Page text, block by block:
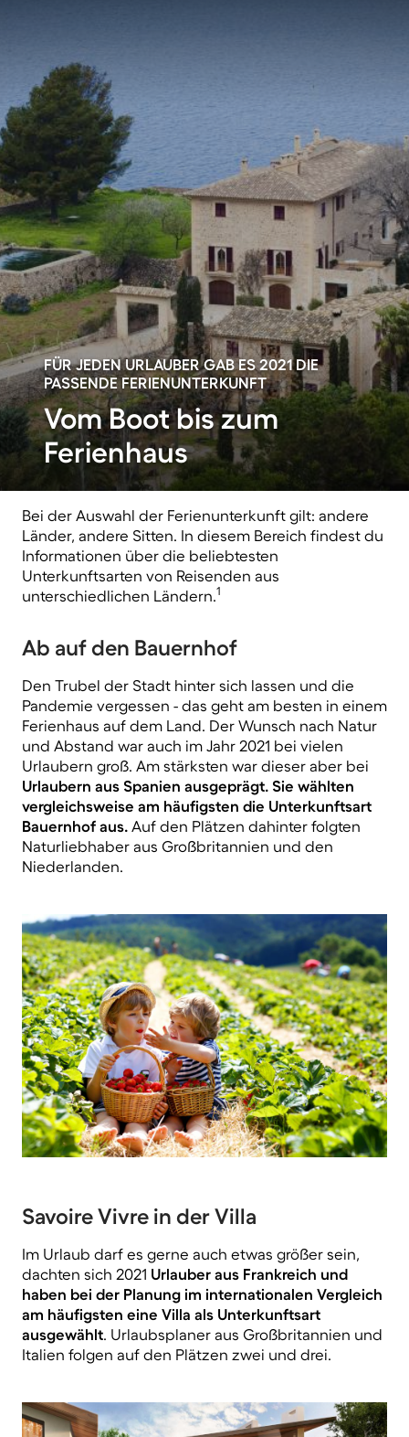
FÜR JEDEN URLAUBER GAB ES 2021 DIE
PASSENDE FERIENUNTERKUNFT
Vom Boot bis zum
Ferienhaus
Bei der Auswahl der Ferienunterkunft gilt: andere
Länder, andere Sitten. In diesem Bereich findest du
Informationen über die beliebtesten
Unterkunftsarten von Reisenden aus
unterschiedlichen Ländern. 1
Ab auf den Bauernhof
Den Trubel der Stadt hinter sich lassen und die
Pandemie vergessen - das geht am besten in einem
Ferienhaus auf dem Land. Der Wunsch nach Natur
und Abstand war auch im Jahr 2021 bei vielen
Urlaubern groß. Am stärksten war dieser aber bei
Urlaubern aus Spanien ausgeprägt. Sie wählten
vergleichsweise am häufigsten die Unterkunftsart
Bauernhof aus. Auf den Plätzen dahinter folgten
Naturliebhaber aus Großbritannien und den
Niederlanden.
Savoire Vivre in der Villa
Im Urlaub darf es gerne auch etwas größer sein,
dachten sich 2021 Urlauber aus Frankreich und
haben bei der Planung im internationalen Vergleich
am häufigsten eine Villa als Unterkunftsart
ausgewählt. Urlaubsplaner aus Großbritannien und
Italien folgen auf den Plätzen zwei und drei.